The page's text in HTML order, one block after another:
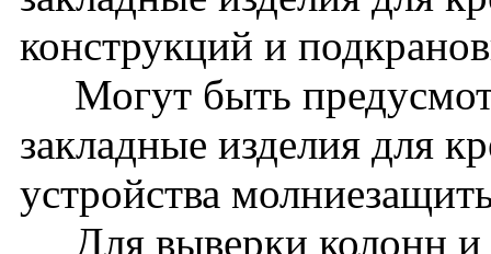
конструкций и
Могут быть
закладные изделия для
устройства
Для выверки колонн